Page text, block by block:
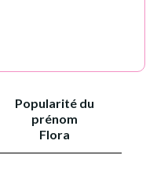
Popularité du
prénom
Flora